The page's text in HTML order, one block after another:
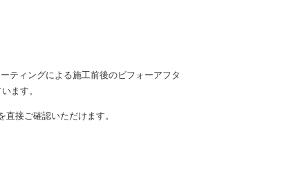
ティングによる施工前後のビフォーアフタ
ます。
接ご確認いただけます。